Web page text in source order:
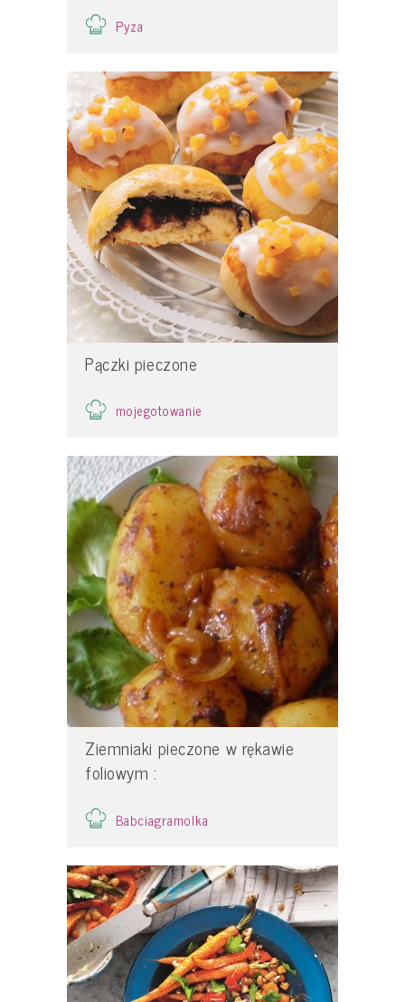
Pyza
Pączki pieczone
mojegotowanie
Ziemniaki pieczone w rękawie
foliowym :
Babciagramolka